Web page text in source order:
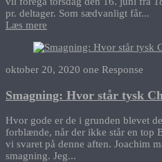
pr. deltager. Som sædvanligt får...
Læs mere
oktober 20, 2020 one Response
Smagning: Hvor står tysk
Hvor gode er de i grunden blevet
forblænde, når der ikke står en top
vi svaret på denne aften. Joachim
smagning. Jeg...